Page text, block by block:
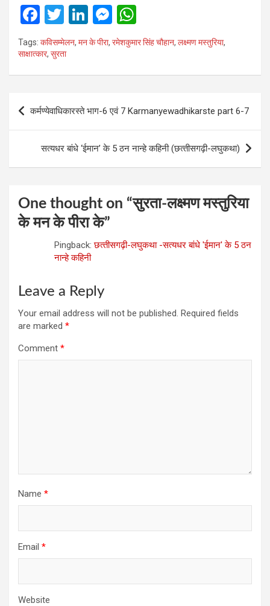
F
a
ce
b
o
k
T
wi
tt
er
Li
n
ke
dI
M
es
se
n
er
h
at
s
p
p
Tags: कविसम्मेलन, मन के पीरा, रमेशकुमार सिंह चौहान, लक्ष्मण मस्तुरिया,
साक्षात्‍कार, सुरता
कर्मण्‍येवाधिकारस्‍ते भाग-6 एवं 7 Karmanyewadhikarste part 6-7
सत्‍यधर बांधे ‘ईमान’ के 5 ठन नान्‍हे कहिनी (छत्‍तीसगढ़ी-लघुकथा)
One thought on “सुरता-लक्ष्मण मस्तुरिया
के मन के पीरा के”
Pingback:छत्‍तीसगढ़ी-लघुकथा -सत्‍यधर बांधे 'ईमान' के 5 ठन
नान्‍हे कहिनी
Leave a Reply
Your email address will not be published. Required fields
are marked *
Comment *
Name *
Email *
Website